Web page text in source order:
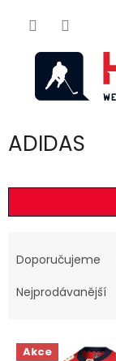
ADIDAS
a
e
p
Doporučujeme
Nejprodávanější
V Akce